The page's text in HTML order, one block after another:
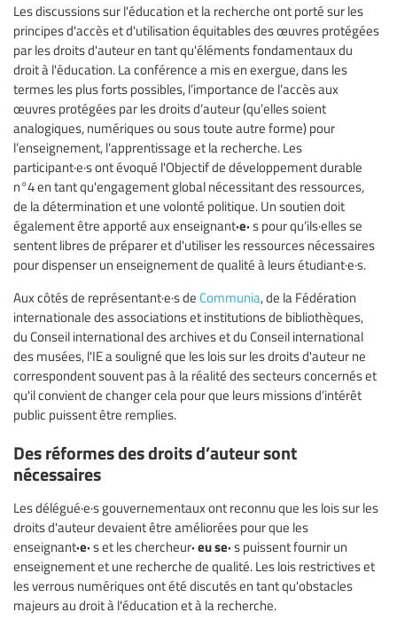
Les discussions sur l'éducation et la recherche ont porté sur les
principes d'accès et d'utilisation équitables des œuvres protégées
par les droits d'auteur en tant qu'éléments fondamentaux du
droit à l'éducation. La conférence a mis en exergue, dans les
termes les plus forts possibles, l’importance de l’accès aux
œuvres protégées par les droits d’auteur (qu’elles soient
analogiques, numériques ou sous toute autre forme) pour
l’enseignement, l’apprentissage et la recherche. Les
participant·e·s ont évoqué l'Objectif de développement durable
n°4 en tant qu'engagement global nécessitant des ressources,
de la détermination et une volonté politique. Un soutien doit
également être apporté aux enseignant·e· s pour qu’ils·elles se
sentent libres de préparer et d'utiliser les ressources nécessaires
pour dispenser un enseignement de qualité à leurs étudiant·e·s.
Aux côtés de représentant·e·s de Communia, de la Fédération
internationale des associations et institutions de bibliothèques,
du Conseil international des archives et du Conseil international
des musées, l'IE a souligné que les lois sur les droits d'auteur ne
correspondent souvent pas à la réalité des secteurs concernés et
qu'il convient de changer cela pour que leurs missions d’intérêt
public puissent être remplies.
Des réformes des droits d’auteur sont
nécessaires
Les délégué·e·s gouvernementaux ont reconnu que les lois sur les
droits d'auteur devaient être améliorées pour que les
enseignant·e· s et les chercheur·euse· s puissent fournir un
enseignement et une recherche de qualité. Les lois restrictives et
les verrous numériques ont été discutés en tant qu'obstacles
majeurs au droit à l'éducation et à la recherche.